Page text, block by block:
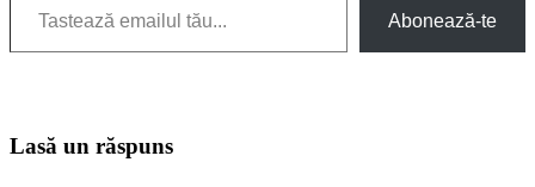
Abonează-te
Lasă un răspuns